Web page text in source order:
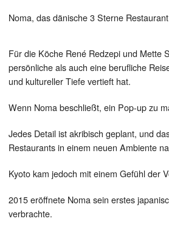
Noma, das dänische 3 Sterne
Für die Köche René Redzepi und Mette
persönliche als auch eine berufliche
und kultureller Tiefe vertieft hat.
Wenn Noma beschließt, ein Pop-up zu
Jedes Detail ist akribisch geplant, und
Restaurants in einem neuen Ambiente
Kyoto kam jedoch mit einem Gefühl der
2015 eröffnete Noma sein erstes
verbrachte.